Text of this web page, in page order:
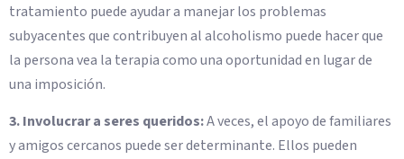
tratamiento puede ayudar a manejar los problemas
subyacentes que contribuyen al alcoholismo puede hacer que
la persona vea la terapia como una oportunidad en lugar de
una imposición.
3. Involucrar a seres queridos:A veces, el apoyo de familiares
y amigos cercanos puede ser determinante. Ellos pueden